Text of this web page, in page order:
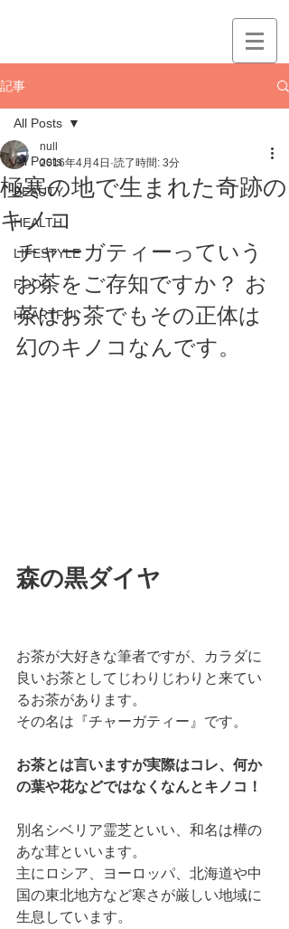
記事
All Posts
BEAUTY
HEALTH
LIFESTYLE
FOOD
HEARTFUL
All Posts
極寒の地で生まれた奇跡の
キノコ
null
2016年4月4日 読了時間: 3分
チャーガティーっていう
お茶をご存知ですか？ お
茶はお茶でもその正体は
幻のキノコなんです。
森の黒ダイヤ
お茶が大好きな筆者ですが、カラダに
良いお茶としてじわりじわりと来てい
るお茶があります。
その名は『チャーガティー』です。
お茶とは言いますが実際はコレ、何か
の葉や花などではなくなんとキノコ！
別名シベリア霊芝といい、和名は樺の
あな茸といいます。
主にロシア、ヨーロッパ、北海道や中
国の東北地方など寒さが厳しい地域に
生息しています。